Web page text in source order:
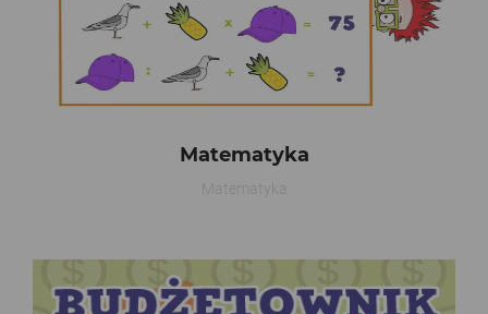
Matematyka
Matematyka